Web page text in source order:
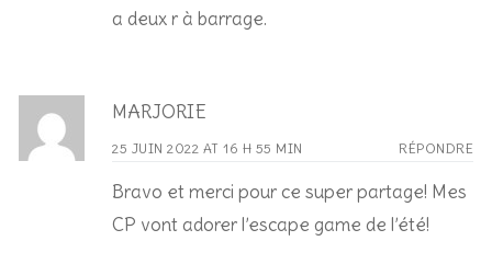
a deux r à barrage.
MARJORIE
25 JUIN 2022 AT 16 H 55 MIN RÉPONDRE
Bravo et merci pour ce super partage! Mes
CP vont adorer l’escape game de l’été!